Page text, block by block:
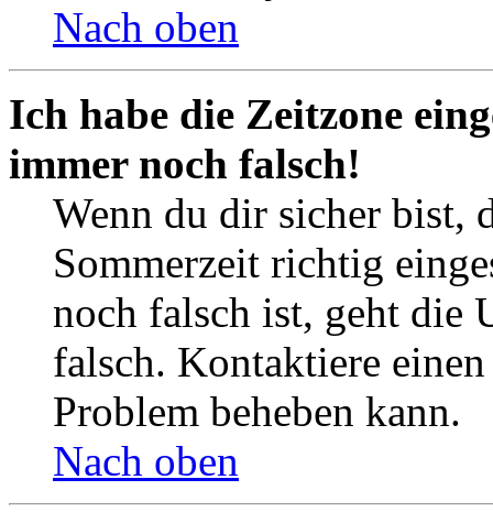
Nach oben
Ich habe die Zeitzone
immer noch falsch!
Wenn du dir sicher bist,
Sommerzeit richtig
noch falsch ist, geht die
falsch. Kontaktiere
Problem beheben kann.
Nach oben